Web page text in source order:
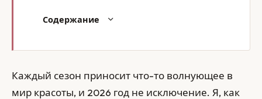
Содержание
Каждый сезон приносит что-то волнующее в
мир красоты, и 2026 год не исключение. Я, как